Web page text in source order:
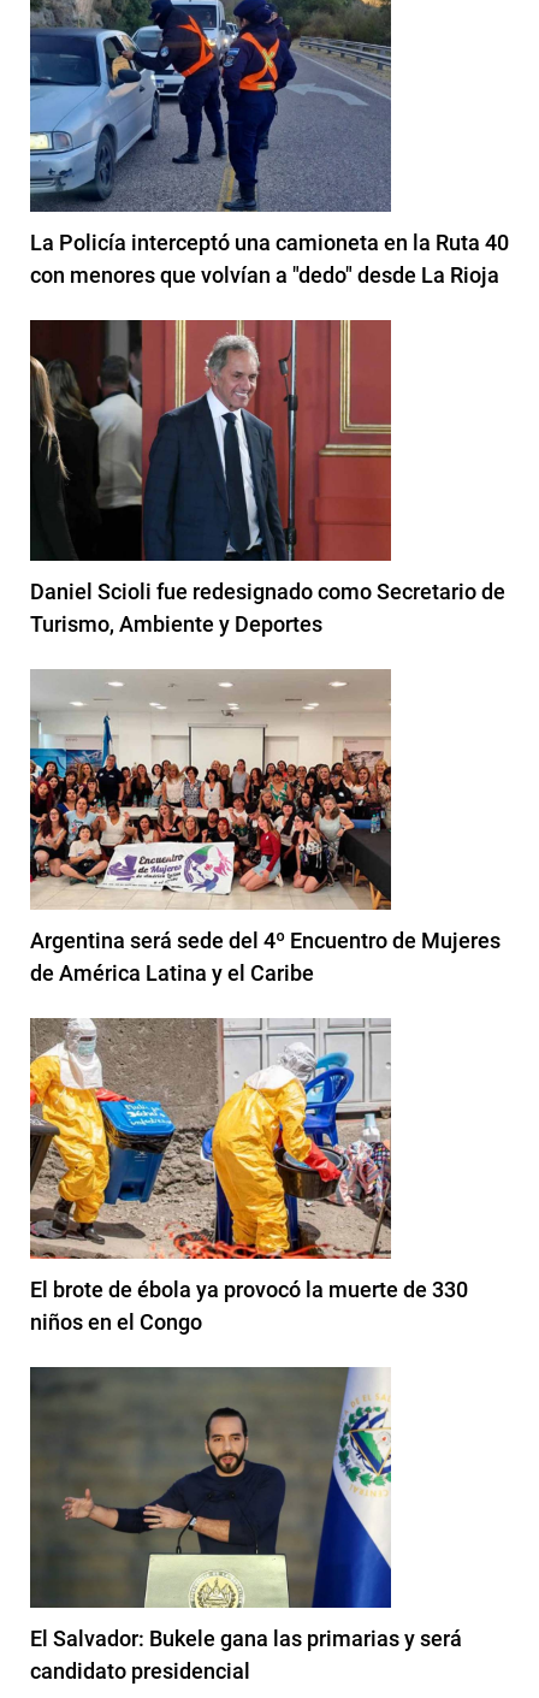
La Policía interceptó una camioneta en la Ruta 40
con menores que volvían a "dedo" desde La Rioja
Daniel Scioli fue redesignado como Secretario de
Turismo, Ambiente y Deportes
Argentina será sede del 4º Encuentro de Mujeres
de América Latina y el Caribe
El brote de ébola ya provocó la muerte de 330
niños en el Congo
El Salvador: Bukele gana las primarias y será
candidato presidencial